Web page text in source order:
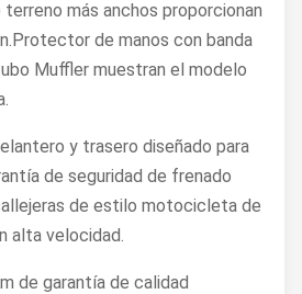
más anchos proporcionan
de manos con banda
Muffler muestran el modelo
y trasero diseñado para
de seguridad de frenado
de estilo motocicleta de
alta velocidad.
de garantía de calidad